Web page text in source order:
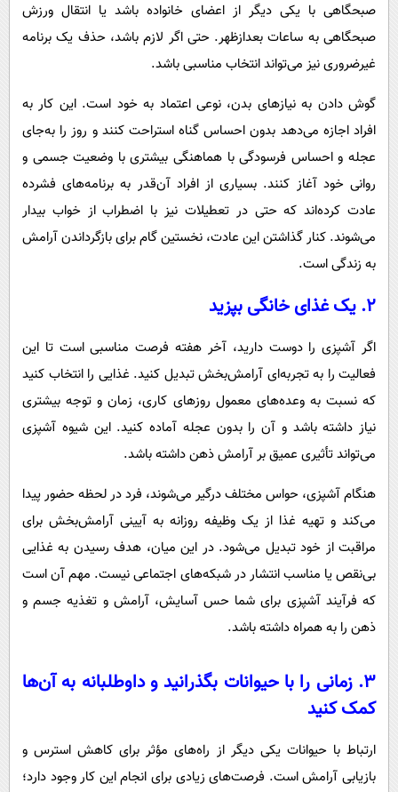
صبحگاهی با یکی دیگر از اعضای خانواده باشد یا انتقال ورزش
صبحگاهی به ساعات بعدازظهر. حتی اگر لازم باشد، حذف یک برنامه
غیرضروری نیز می‌تواند انتخاب مناسبی باشد.
گوش دادن به نیازهای بدن، نوعی اعتماد به خود است. این کار به
افراد اجازه می‌دهد بدون احساس گناه استراحت کنند و روز را به‌جای
عجله و احساس فرسودگی با هماهنگی بیشتری با وضعیت جسمی و
روانی خود آغاز کنند. بسیاری از افراد آن‌قدر به برنامه‌های فشرده
عادت کرده‌اند که حتی در تعطیلات نیز با اضطراب از خواب بیدار
می‌شوند. کنار گذاشتن این عادت، نخستین گام برای بازگرداندن آرامش
به زندگی است.
۲. یک غذای خانگی بپزید
اگر آشپزی را دوست دارید، آخر هفته فرصت مناسبی است تا این
فعالیت را به تجربه‌ای آرامش‌بخش تبدیل کنید. غذایی را انتخاب کنید
که نسبت به وعده‌های معمول روزهای کاری، زمان و توجه بیشتری
نیاز داشته باشد و آن را بدون عجله آماده کنید. این شیوه آشپزی
می‌تواند تأثیری عمیق بر آرامش ذهن داشته باشد.
هنگام آشپزی، حواس مختلف درگیر می‌شوند، فرد در لحظه حضور پیدا
می‌کند و تهیه غذا از یک وظیفه روزانه به آیینی آرامش‌بخش برای
مراقبت از خود تبدیل می‌شود. در این میان، هدف رسیدن به غذایی
بی‌نقص یا مناسب انتشار در شبکه‌های اجتماعی نیست. مهم آن است
که فرآیند آشپزی برای شما حس آسایش، آرامش و تغذیه جسم و
ذهن را به همراه داشته باشد.
۳. زمانی را با حیوانات بگذرانید و داوطلبانه به آن‌ها
کمک کنید
ارتباط با حیوانات یکی دیگر از راه‌های مؤثر برای کاهش استرس و
بازیابی آرامش است. فرصت‌های زیادی برای انجام این کار وجود دارد؛